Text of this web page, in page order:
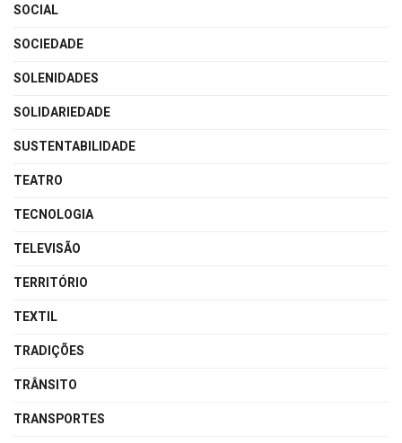
SOCIAL
SOCIEDADE
SOLENIDADES
SOLIDARIEDADE
SUSTENTABILIDADE
TEATRO
TECNOLOGIA
TELEVISÃO
TERRITÓRIO
TEXTIL
TRADIÇÕES
TRÂNSITO
TRANSPORTES